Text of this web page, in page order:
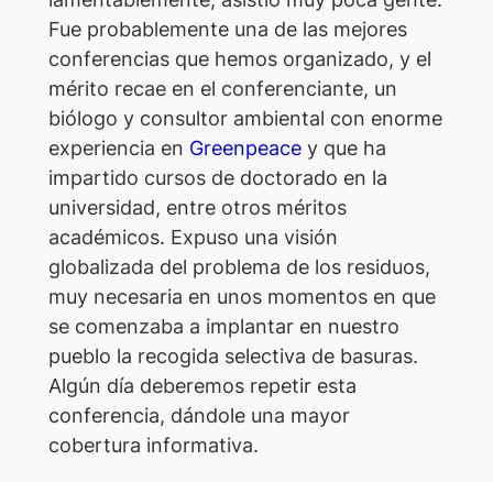
Fue probablemente una de las mejores
conferencias que hemos organizado, y el
mérito recae en el conferenciante, un
biólogo y consultor ambiental con enorme
experiencia en Greenpeacey que ha
impartido cursos de doctorado en la
universidad, entre otros méritos
académicos. Expuso una visión
globalizada del problema de los residuos,
muy necesaria en unos momentos en que
se comenzaba a implantar en nuestro
pueblo la recogida selectiva de basuras.
Algún día deberemos repetir esta
conferencia, dándole una mayor
cobertura informativa.